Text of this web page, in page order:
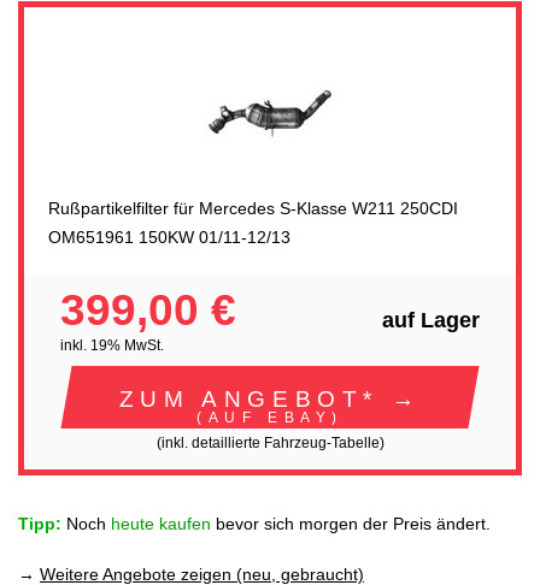
Rußpartikelfilter für Mercedes S-Klasse W211 250CDI
OM651961 150KW 01/11-12/13
399,00 €
inkl. 19% MwSt.
auf Lager
ZUM ANGEBOT* →
(AUF EBAY)
(inkl. detaillierte Fahrzeug-Tabelle)
Tipp: Noch heute kaufen bevor sich morgen der Preis ändert.
→ Weitere Angebote zeigen (neu, gebraucht)